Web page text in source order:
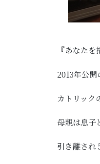
『あなたを
2013年公開
カトリック
母親は息子
引き離され